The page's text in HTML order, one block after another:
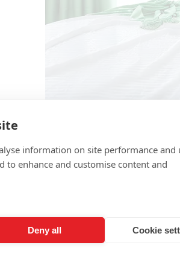
information on site performance and
to enhance and customise content and
Deny all Cookie